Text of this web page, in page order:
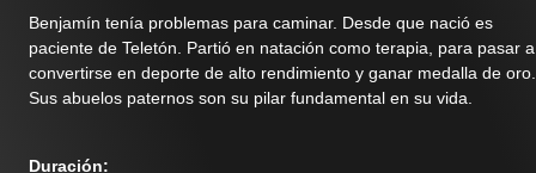
Benjamín tenía problemas para caminar. Desde que nació es
paciente de Teletón. Partió en natación como terapia, para pasar a
convertirse en deporte de alto rendimiento y ganar medalla de oro.
Sus abuelos paternos son su pilar fundamental en su vida.
Duración: